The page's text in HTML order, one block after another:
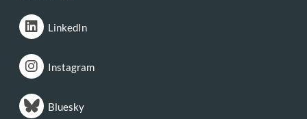
LinkedIn
Instagram
Bluesky